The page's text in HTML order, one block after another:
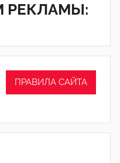
РЕКЛАМЫ:
ПРАВИЛА САЙТА